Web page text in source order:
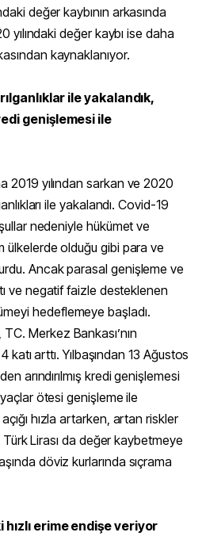
değer kaybının arkasında
yılındaki değer kaybı ise daha
kaynaklanıyor.
ile yakalandık,
genişlemesi ile
2019 yılından sarkan ve 2020
ile yakalandı. Covid-19
nedeniyle hükümet ve
ülkelerde olduğu gibi para ve
Ancak parasal genişleme ve
ve negatif faizle desteklenen
hedeflemeye başladı.
Merkez Bankası’nın
katı arttı. Yılbaşından 13 Ağustos
arındırılmış kredi genişlemesi
ötesi genişleme ile
hızla artarken, artan riskler
Türk Lirası da değer kaybetmeye
döviz kurlarında sıçrama
erime endişe veriyor